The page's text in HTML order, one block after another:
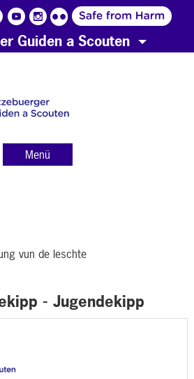
Guiden a Scouten
Menü
vun de leschte
- Jugendekipp